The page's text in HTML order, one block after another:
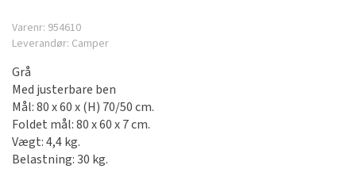
Varenr: 954610
Leverandør: Camper
Grå
Med justerbare ben
Mål: 80 x 60 x (H) 70/50 cm.
Foldet mål: 80 x 60 x 7 cm.
Vægt: 4,4 kg.
Belastning: 30 kg.